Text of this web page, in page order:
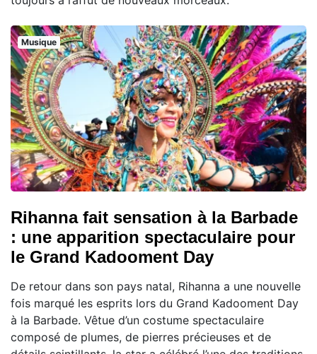
Musique
Rihanna fait sensation à la Barbade
: une apparition spectaculaire pour
le Grand Kadooment Day
De retour dans son pays natal, Rihanna a une nouvelle
fois marqué les esprits lors du Grand Kadooment Day
à la Barbade. Vêtue d’un costume spectaculaire
composé de plumes, de pierres précieuses et de